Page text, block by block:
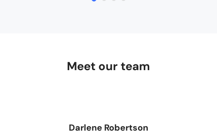
Meet our team
Darlene Robertson